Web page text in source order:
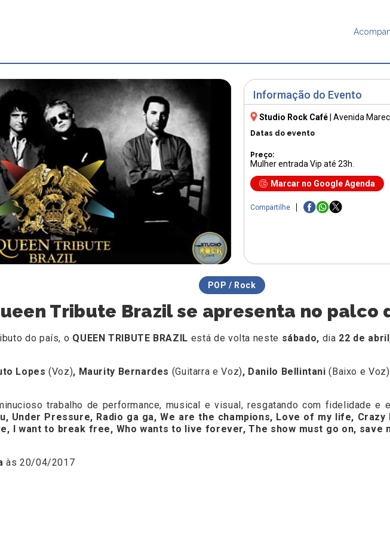
Informação do Evento
Studio Rock Café Avenida
Datas do evento
Preço:
Mulher entrada Vip até 23h.
Marcar no Google Agenda
Compartilhe
POP / Rock
Tribute Brazil se apresenta no palco
do país, o QUEEN TRIBUTE BRAZIL está de volta neste sábado, dia 22 de
Lopes(Voz), Maurity Bernardes (Guitarra e Voz), Danilo Bellintani(Baixo e Voz)
trabalho de performance, musical e visual, resgatando com fidelidade e
​​Under Pressure, Radio ga ga, We are the champions, Love of my life,
I want to break free, Who wants to live forever, The show must go on, save
às 20/04/2017